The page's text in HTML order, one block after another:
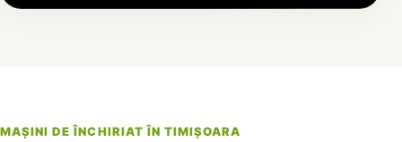
MAȘINI DE ÎNCHIRIAT ÎN TIMIȘOARA